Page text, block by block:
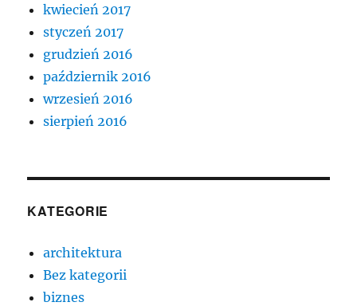
kwiecień 2017
styczeń 2017
grudzień 2016
październik 2016
wrzesień 2016
sierpień 2016
KATEGORIE
architektura
Bez kategorii
biznes